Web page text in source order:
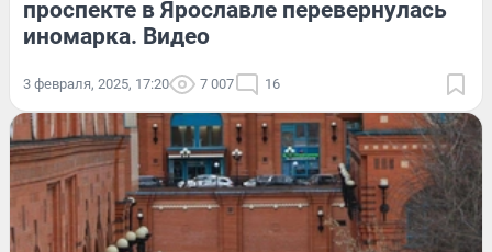
проспекте в Ярославле перевернулась
иномарка. Видео
3 февраля, 2025, 17:20 7 007 16